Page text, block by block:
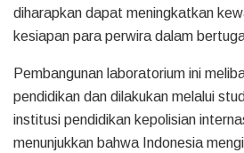
diharapkan dapat meningkatkan
kesiapan para perwira dalam
Pembangunan laboratorium ini
pendidikan dan dilakukan melalui
institusi pendidikan kepolisian
menunjukkan bahwa Indonesia